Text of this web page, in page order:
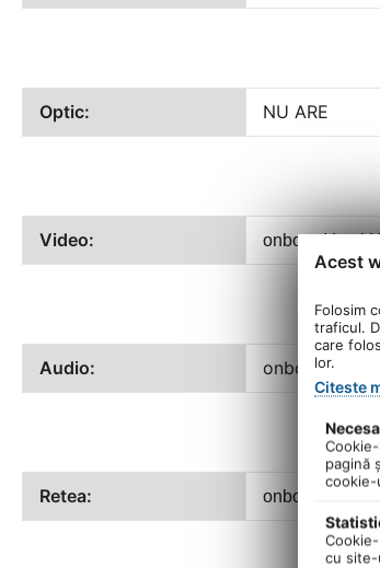
Optic: NU ARE
Video: onboard Intel
Audio: onboard
Retea: onboard
Acest
Folosim
traficul.
care
lor.
Citeste
pagină
cookie-
cu site-